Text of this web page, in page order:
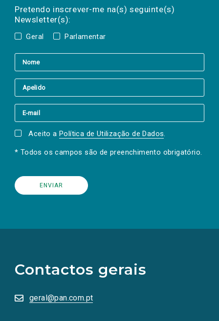
Pretendo inscrever-me na(s) seguinte(s)
Newsletter(s):
Geral Parlamentar
a(s) newsletter(s).
mail
Aceito a Política de Utilização de Dados.
* Todos os campos são de preenchimento obrigatório.
Contactos gerais
geral@pan.com.pt
redes
sociais
numa
nova